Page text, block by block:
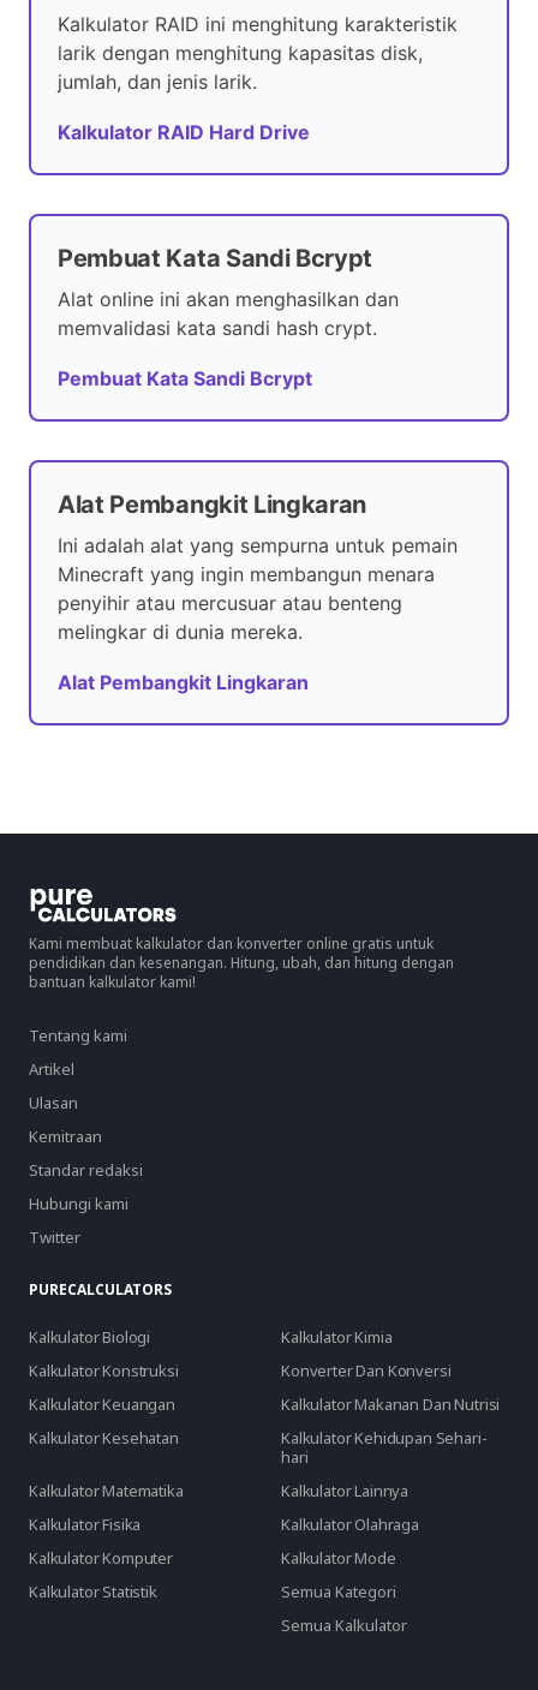
Kalkulator RAID ini menghitung karakteristik
larik dengan menghitung kapasitas disk,
jumlah, dan jenis larik.
Kalkulator RAID Hard Drive
Pembuat Kata Sandi Bcrypt
Alat online ini akan menghasilkan dan
memvalidasi kata sandi hash crypt.
Pembuat Kata Sandi Bcrypt
Alat Pembangkit Lingkaran
Ini adalah alat yang sempurna untuk pemain
Minecraft yang ingin membangun menara
penyihir atau mercusuar atau benteng
melingkar di dunia mereka.
Alat Pembangkit Lingkaran
Kami membuat kalkulator dan konverter online gratis untuk
pendidikan dan kesenangan. Hitung, ubah, dan hitung dengan
bantuan kalkulator kami!
Tentang kami
Artikel
Ulasan
Kemitraan
Standar redaksi
Hubungi kami
Twitter
PURECALCULATORS
Kalkulator Biologi
Kalkulator Kimia
Kalkulator Konstruksi
Konverter Dan Konversi
Kalkulator Keuangan
Kalkulator Makanan Dan Nutrisi
Kalkulator Kesehatan
Kalkulator Kehidupan Sehari-
hari
Kalkulator Matematika
Kalkulator Lainnya
Kalkulator Fisika
Kalkulator Olahraga
Kalkulator Komputer
Kalkulator Mode
Kalkulator Statistik
Semua Kategori
Semua Kalkulator